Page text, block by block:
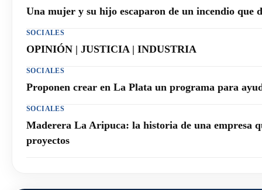
Una mujer y su hijo escaparon de un incendio que
SOCIALES
OPINIÓN | JUSTICIA | INDUSTRIA
SOCIALES
Proponen crear en La Plata un programa para
SOCIALES
Maderera La Aripuca: la historia de una empresa
proyectos